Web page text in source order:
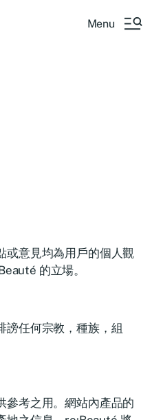
Menu
或意見均為用戶的個人觀
的立場。
謗任何宗教，種族，組
參考之用。網站內產品的